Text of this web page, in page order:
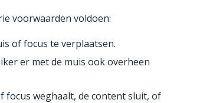
voorwaarden voldoen:
of focus te verplaatsen.
er met de muis ook overheen
focus weghaalt, de content sluit, of